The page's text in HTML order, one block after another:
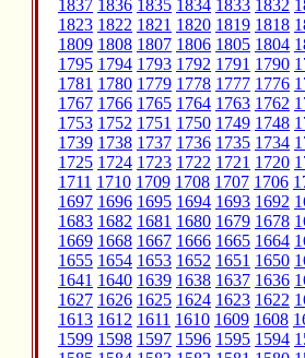
1837 1836 1835 1834 1833 1832
1823 1822 1821 1820 1819 1818
1809 1808 1807 1806 1805 1804
1795 1794 1793 1792 1791 1790
1781 1780 1779 1778 1777 1776
1767 1766 1765 1764 1763 1762
1753 1752 1751 1750 1749 1748
1739 1738 1737 1736 1735 1734
1725 1724 1723 1722 1721 1720
1711 1710 1709 1708 1707 1706
1697 1696 1695 1694 1693 1692
1683 1682 1681 1680 1679 1678
1669 1668 1667 1666 1665 1664
1655 1654 1653 1652 1651 1650
1641 1640 1639 1638 1637 1636
1627 1626 1625 1624 1623 1622
1613 1612 1611 1610 1609 1608
1599 1598 1597 1596 1595 1594